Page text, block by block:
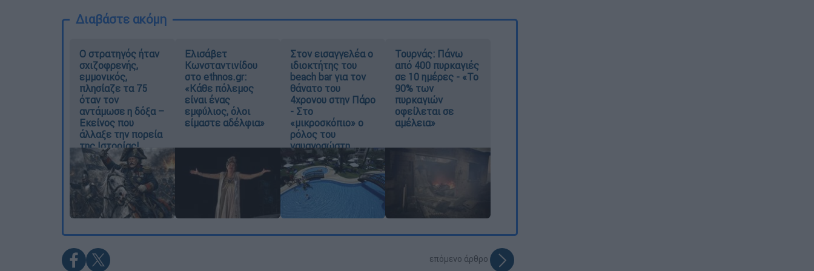
Διαβάστε ακόμη
O στρατηγός ήταν
σχιζοφρενής,
εμμονικός,
πλησίαζε τα 75
όταν τον
αντάμωσε η δόξα –
Εκείνος που
άλλαξε την πορεία
της Ιστορίας!
Ελισάβετ
Κωνσταντινίδου
στο ethnos.gr:
«Κάθε πόλεμος
είναι ένας
εμφύλιος, όλοι
είμαστε αδέλφια»
Στον εισαγγελέα ο
ιδιοκτήτης του
beach bar για τον
θάνατο του
4χρονου στην Πάρο
- Στο
«μικροσκόπιο» ο
ρόλος του
ναυαγοσώστη
Τουρνάς: Πάνω
από 400 πυρκαγιές
σε 10 ημέρες - «Το
90% των
πυρκαγιών
οφείλεται σε
αμέλεια»
επόμενο άρθρο